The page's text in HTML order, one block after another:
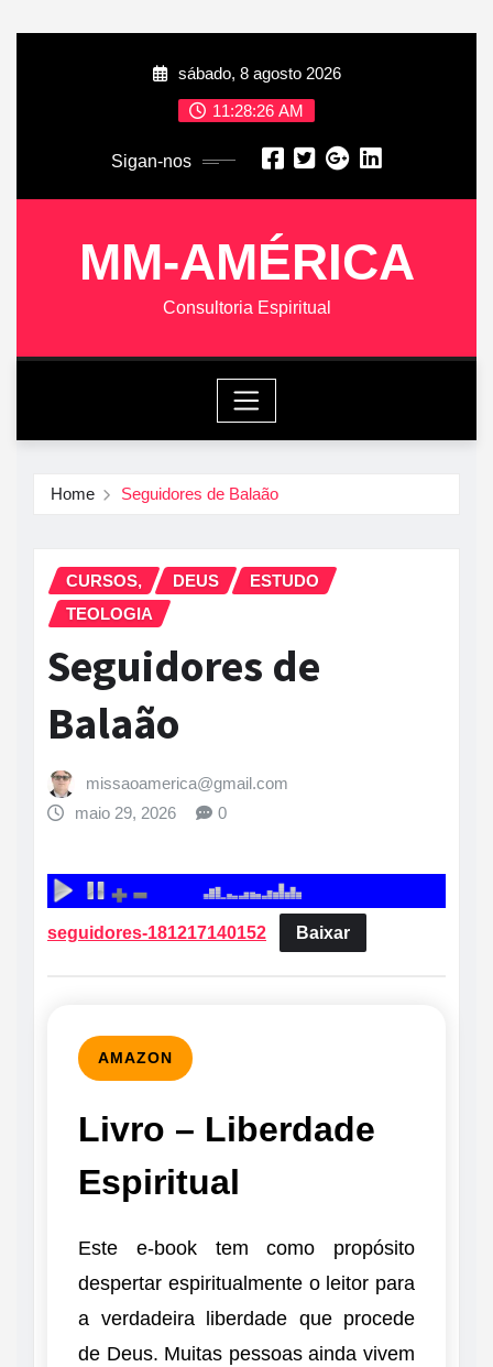
sábado, 8 agosto 2026
11:28:27 AM
Sigan-nos
MM-AMÉRICA
Consultoria Espiritual
Home Seguidores de Balaão
CURSOS, DEUS
ESTUDO
TEOLOGIA
Seguidores de
Balaão
missaoamerica@gmail.com
maio 29, 2026
0
seguidores-181217140152 Baixar
AMAZON
Livro – Liberdade
Espiritual
Este e-book tem como propósito
despertar espiritualmente o leitor para
a verdadeira liberdade que procede
de Deus. Muitas pessoas ainda vivem